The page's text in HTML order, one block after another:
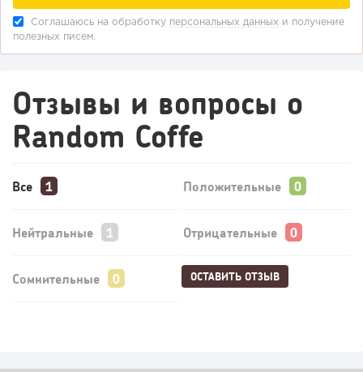
Соглашаюсь на обработку персональных данных и получение
полезных писем.
Отзывы и вопросы о
Random Coffe
Все Положительные
Нейтральные Отрицательные
Сомнительные ОСТАВИТЬ ОТЗЫВ